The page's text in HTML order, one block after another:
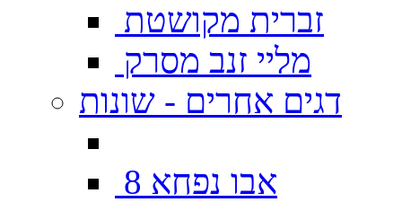
זברית מקושטת
מליי זנב מסרק
דגים אחרים - שונות
אבו נפחא 8